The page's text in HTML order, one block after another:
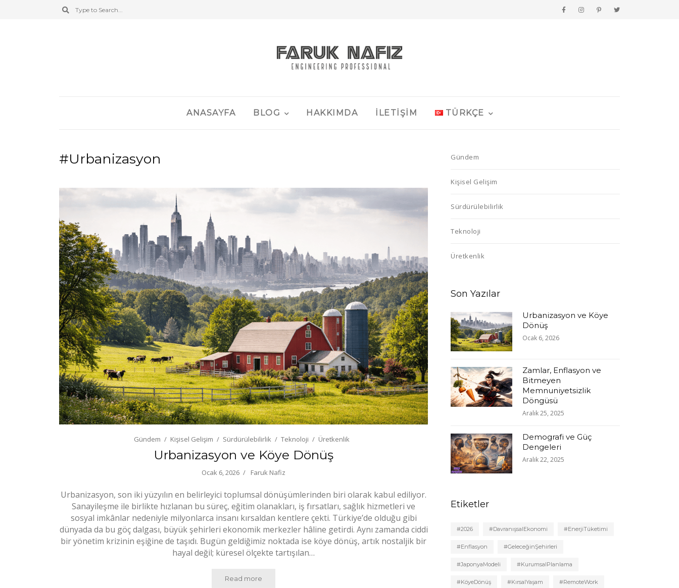
ANASAYFA BLOG HAKKIMDA İLETIŞIM TÜRKÇE
#Urbanizasyon
Gündem Kişisel Gelişim Sürdürülebilirlik Teknoloji Üretkenlik
Urbanizasyon ve Köye Dönüş
Ocak 6, 2026 Faruk Nafiz
Urbanizasyon, son iki yüzyılın en belirleyici toplumsal dönüşümlerinden biri olarak kabul ediliyor.
Sanayileşme ile birlikte hızlanan bu süreç, eğitim olanakları, iş fırsatları, sağlık hizmetleri ve
sosyal imkânlar nedeniyle milyonlarca insanı kırsaldan kentlere çekti. Türkiye’de olduğu gibi
dünyada da bu göç dalgası, büyük şehirleri ekonomik merkezler hâline getirdi. Aynı zamanda ciddi
bir yönetim krizinin eşiğine de taşıdı. Bugün geldiğimiz noktada ise köye dönüş, artık nostaljik bir
hayal değil; küresel ölçekte tartışılan…
Read more
Gündem
Kişisel Gelişim
Sürdürülebilirlik
Teknoloji
Üretkenlik
Son Yazılar
Urbanizasyon ve Köye
Dönüş
Ocak 6, 2026
Zamlar, Enflasyon ve
Bitmeyen
Memnuniyetsizlik
Döngüsü
Aralık 25, 2025
Demografi ve Güç
Dengeleri
Aralık 22, 2025
Etiketler
#2026 #DavranışsalEkonomi #EnerjiTüketimi
#Enflasyon #GeleceğinŞehirleri
#JaponyaModeli #KurumsalPlanlama
#KöyeDönüş #KırsalYaşam #RemoteWork